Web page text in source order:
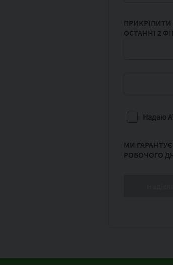
ОСТАННІ 2
Надаю
МИ
РОБОЧОГО